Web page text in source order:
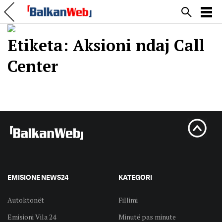
Etiketa: Aksioni ndaj Call
Center
EMISIONE NEWS24
Autoktonët
Emisioni Vila 24
KATEGORI
Fillimi
Minutë pas minute